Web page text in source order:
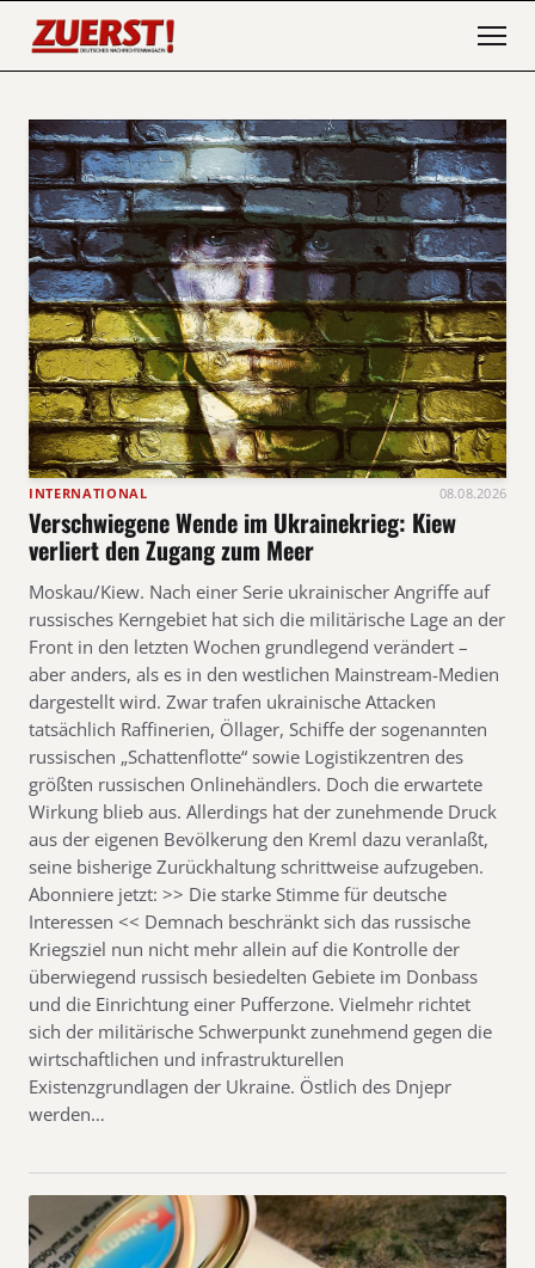
INTERNATIONAL 08.08.2026
Verschwiegene Wende im Ukrainekrieg: Kiew
verliert den Zugang zum Meer
Moskau/Kiew. Nach einer Serie ukrainischer Angriffe auf
russisches Kerngebiet hat sich die militärische Lage an der
Front in den letzten Wochen grundlegend verändert –
aber anders, als es in den westlichen Mainstream-Medien
dargestellt wird. Zwar trafen ukrainische Attacken
tatsächlich Raffinerien, Öllager, Schiffe der sogenannten
russischen „Schattenflotte“ sowie Logistikzentren des
größten russischen Onlinehändlers. Doch die erwartete
Wirkung blieb aus. Allerdings hat der zunehmende Druck
aus der eigenen Bevölkerung den Kreml dazu veranlaßt,
seine bisherige Zurückhaltung schrittweise aufzugeben.
Abonniere jetzt: >> Die starke Stimme für deutsche
Interessen << Demnach beschränkt sich das russische
Kriegsziel nun nicht mehr allein auf die Kontrolle der
überwiegend russisch besiedelten Gebiete im Donbass
und die Einrichtung einer Pufferzone. Vielmehr richtet
sich der militärische Schwerpunkt zunehmend gegen die
wirtschaftlichen und infrastrukturellen
Existenzgrundlagen der Ukraine. Östlich des Dnjepr
werden…